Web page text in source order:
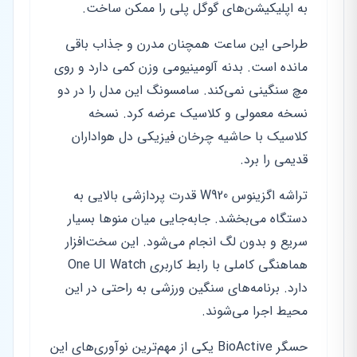
به اپلیکیشن‌های گوگل پلی را ممکن ساخت.
طراحی این ساعت همچنان مدرن و جذاب باقی
مانده است. بدنه آلومینیومی وزن کمی دارد و روی
مچ سنگینی نمی‌کند. سامسونگ این مدل را در دو
نسخه معمولی و کلاسیک عرضه کرد. نسخه
کلاسیک با حاشیه چرخان فیزیکی دل هواداران
قدیمی را برد.
تراشه اگزینوس W920 قدرت پردازشی بالایی به
دستگاه می‌بخشد. جابه‌جایی میان منوها بسیار
سریع و بدون لگ انجام می‌شود. این سخت‌افزار
هماهنگی کاملی با رابط کاربری One UI Watch
دارد. برنامه‌های سنگین ورزشی به راحتی در این
محیط اجرا می‌شوند.
حسگر BioActive یکی از مهم‌ترین نوآوری‌های این